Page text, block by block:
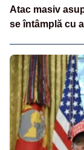
Atac masiv
se întâmplă cu